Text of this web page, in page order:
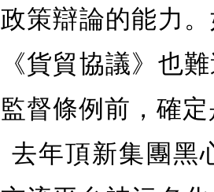
政策辯論的能力
《貨貿協議》也
監督條例前，確
去年頂新集團黑